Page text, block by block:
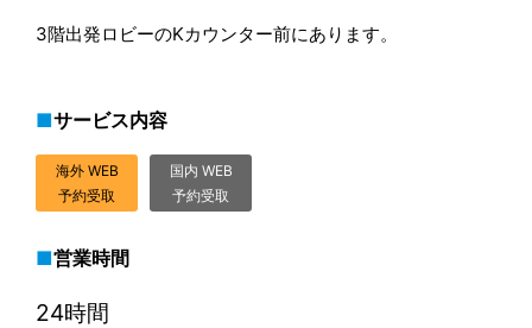
3階出発ロビーのKカウンター前にあります。
サービス内容
海外 WEB
予約受取
国内 WEB
予約受取
営業時間
24時間